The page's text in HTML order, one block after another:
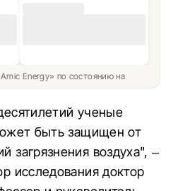
Energy» по состоянию на
ученые
быть защищен от
загрязнения воздуха", –
исследования доктор